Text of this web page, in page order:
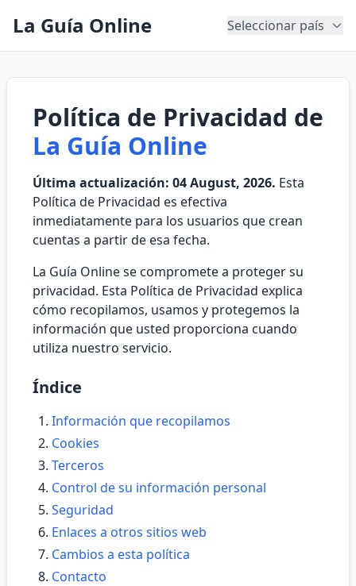
La Guía Online Seleccionar país
Política de Privacidad de
La Guía Online
Última actualización: 04 August, 2026. Esta
Política de Privacidad es efectiva
inmediatamente para los usuarios que crean
cuentas a partir de esa fecha.
La Guía Online se compromete a proteger su
privacidad. Esta Política de Privacidad explica
cómo recopilamos, usamos y protegemos la
información que usted proporciona cuando
utiliza nuestro servicio.
Índice
Información que recopilamos
Cookies
Terceros
Control de su información personal
Seguridad
Enlaces a otros sitios web
Cambios a esta política
Contacto